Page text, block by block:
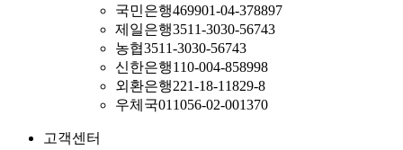
국민은행469901-04-378897
제일은행3511-3030-56743
농협3511-3030-56743
신한은행110-004-858998
외환은행221-18-11829-8
우체국011056-02-001370
고객센터